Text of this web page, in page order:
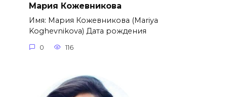
Мария Кожевникова
Имя: Мария Кожевникова (Mariya
Koghevnikova) Дата рождения
0 116